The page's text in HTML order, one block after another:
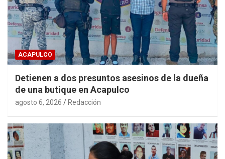
ACAPULCO
Detienen a dos presuntos asesinos de la dueña
de una butique en Acapulco
agosto 6, 2026 Redacción